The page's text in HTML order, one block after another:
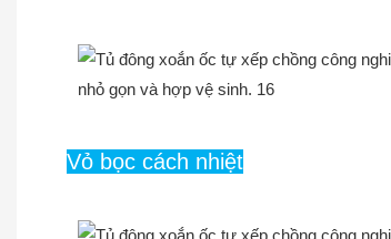
Vỏ bọc cách nhiệt